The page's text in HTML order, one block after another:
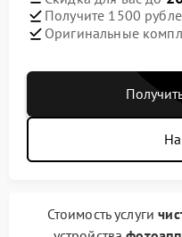
Получите 1500
Оригинальные
Стоимость услуги